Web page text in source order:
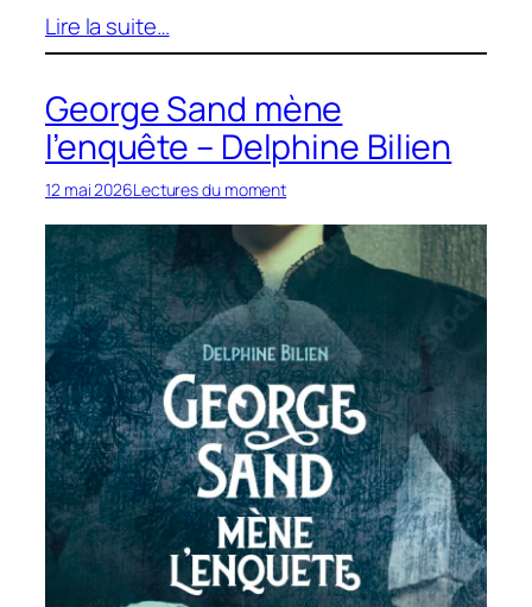
Lire la suite…
George Sand mène
l’enquête – Delphine Bilien
12 mai 2026Lectures du moment